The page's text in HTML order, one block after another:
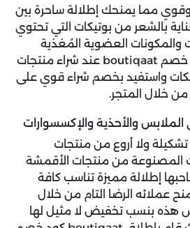
مما يمنحك إطلالة ساحرة بين
بالشعر من بوتيكات التي تحتوي
والمكونات العضوية المُغذية
للشعر، استخدم كوبون خصم boutiqaat عند شراء منتجات
واستفيد بخصم شراء قوي على
خلال المتجر.
والأحذية والإكسسوارات
يضم متجر boutiqaat تشكيلة ولا أروع من منتجات
المصنوعة من منتجات الأقمشة
إطلالة مميزة تناسب كافة
عملائه الرضا التام من خلال
هذه بنسب تخفيض لا مثيل لها